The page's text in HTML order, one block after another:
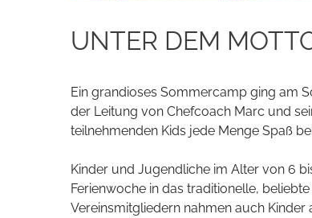
UNTER DEM
Ein grandioses Sommercamp ging am
der Leitung von Chefcoach Marc und
teilnehmenden Kids jede Menge Spaß
Kinder und Jugendliche im Alter von 6
Ferienwoche in das traditionelle,
Vereinsmitgliedern nahmen auch Kinder